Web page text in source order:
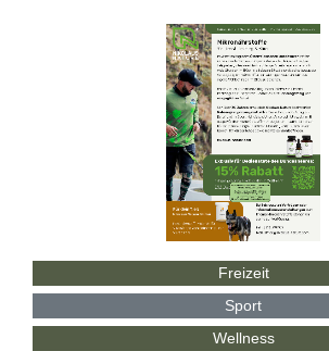
Freizeit
Sport
Wellness